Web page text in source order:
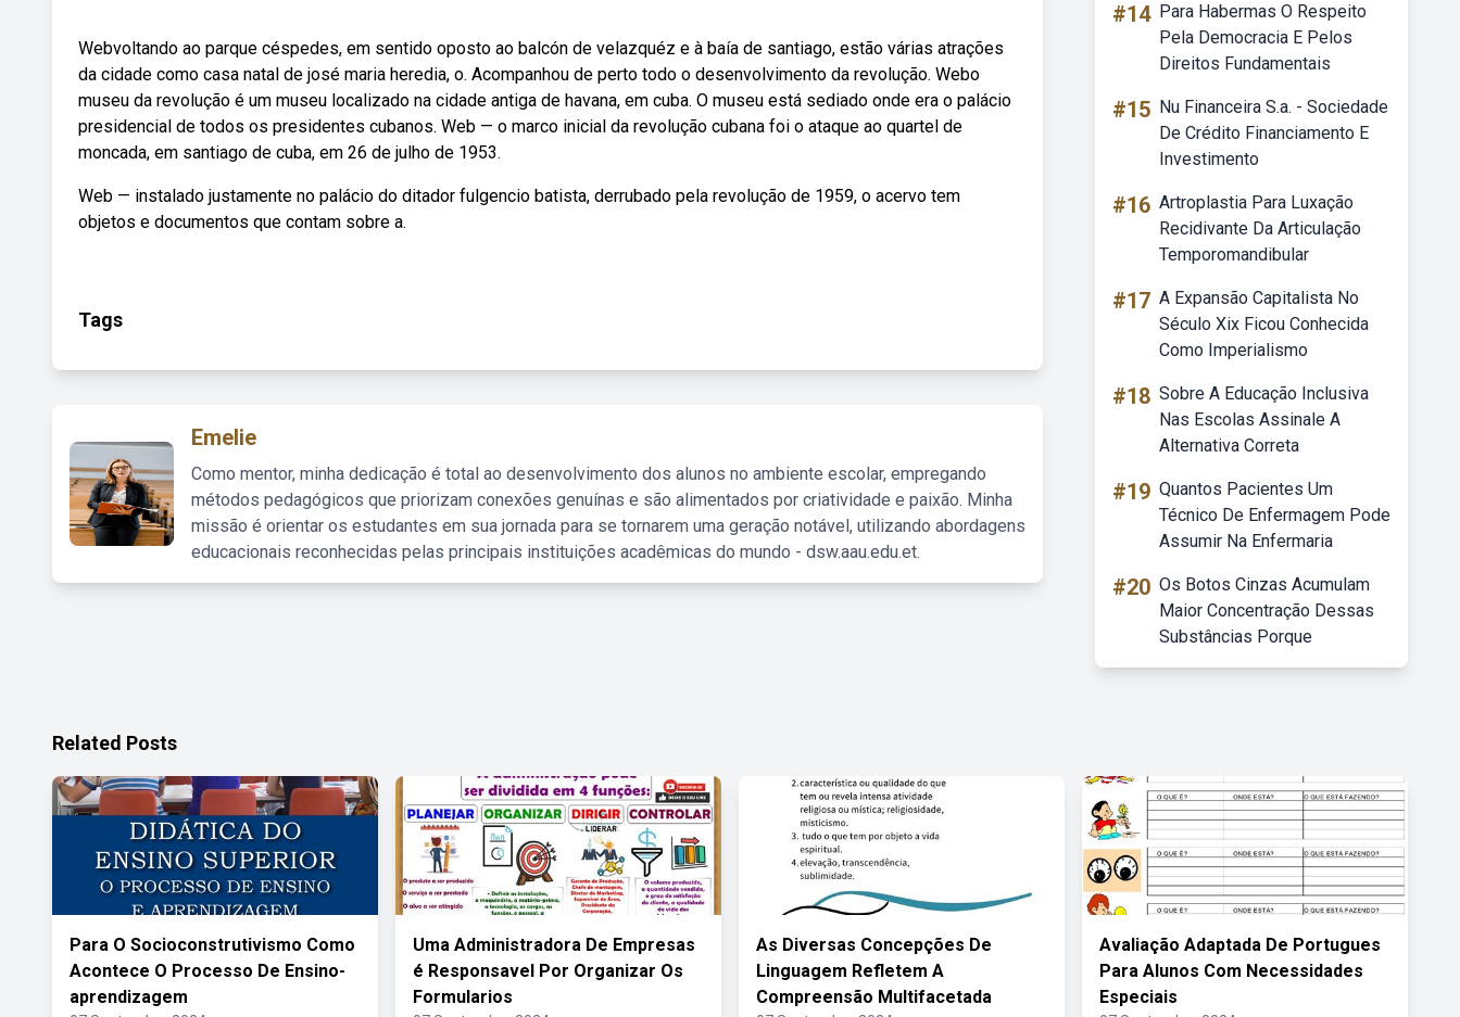
Webvoltando ao parque céspedes, em sentido oposto ao balcón de velazquéz e à baía de santiago, estão várias atrações
da cidade como casa natal de josé maria heredia, o. Acompanhou de perto todo o desenvolvimento da revolução. Webo
museu da revolução é um museu localizado na cidade antiga de havana, em cuba. O museu está sediado onde era o palácio
presidencial de todos os presidentes cubanos. Web — o marco inicial da revolução cubana foi o ataque ao quartel de
moncada, em santiago de cuba, em 26 de julho de 1953.
Web — instalado justamente no palácio do ditador fulgencio batista, derrubado pela revolução de 1959, o acervo tem
objetos e documentos que contam sobre a.
Tags
Emelie
Como mentor, minha dedicação é total ao desenvolvimento dos alunos no ambiente escolar, empregando
métodos pedagógicos que priorizam conexões genuínas e são alimentados por criatividade e paixão. Minha
missão é orientar os estudantes em sua jornada para se tornarem uma geração notável, utilizando abordagens
educacionais reconhecidas pelas principais instituições acadêmicas do mundo - dsw.aau.edu.et.
#14 Para Habermas O Respeito
Pela Democracia E Pelos
Direitos Fundamentais
#15 Nu Financeira S.a. - Sociedade
De Crédito Financiamento E
Investimento
#16 Artroplastia Para Luxação
Recidivante Da Articulação
Temporomandibular
#17 A Expansão Capitalista No
Século Xix Ficou Conhecida
Como Imperialismo
#18 Sobre A Educação Inclusiva
Nas Escolas Assinale A
Alternativa Correta
#19 Quantos Pacientes Um
Técnico De Enfermagem Pode
Assumir Na Enfermaria
#20 Os Botos Cinzas Acumulam
Maior Concentração Dessas
Substâncias Porque
Related Posts
Para O Socioconstrutivismo Como
Acontece O Processo De Ensino-
aprendizagem
Uma Administradora De Empresas
é Responsavel Por Organizar Os
Formularios
As Diversas Concepções De
Linguagem Refletem A
Compreensão Multifacetada
Avaliação Adaptada De Portugues
Para Alunos Com Necessidades
Especiais